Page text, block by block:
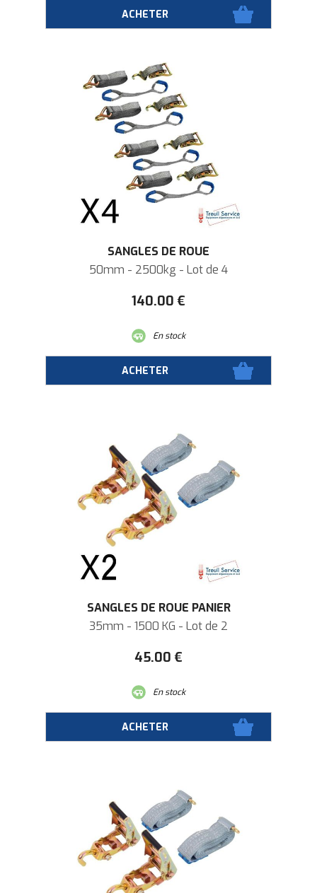
SANGLES DE ROUE
50mm - 2500kg - Lot de 4
140.00 €
En stock
SANGLES DE ROUE PANIER
35mm - 1500 KG - Lot de 2
45.00 €
En stock